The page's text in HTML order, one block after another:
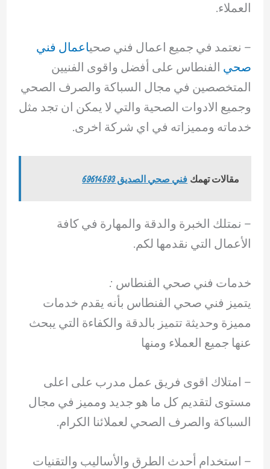
العملاء.
– ‏نعتمد في جميع اعمال فني صحياعمال فني
صحي الفنطاس على أفضل واقوى الفنيين
المتخصصين في مجال السباكة والصرف الصحي
وجميع الادوات الصحية والتي لا يمكن ان تجد مثل
خدماته ومميزاته في اي شركة اخرى.
مقالات تهمك فني صحي الصديق 69614593
– ‏نمتلك الخبرة والدقة والمهارة في كافة
الأعمال التي نقدمها لكم.
خدمات فني صحي الفنطاس :
يتميز فني صحي الفنطاس بأنه يقدم خدمات
مميزة وحديثة تتميز بالدقة والكفاءة التي يبحث
عنها جميع العملاء ومنها
– امتلاك اقوى فريق عمل مدرب على اعلى
مستوى لتقديم كل ما هو جديد ومميز في مجال
السباكة والصرف الصحي لعملائنا الكرام.
– ‏استخدام أحدث الطرق والأساليب والتقنيات